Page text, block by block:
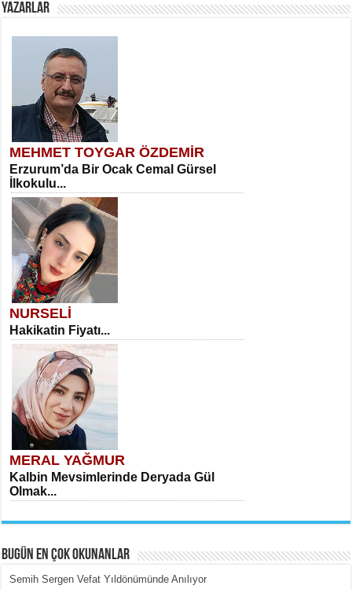
YAZARLAR
MEHMET TOYGAR ÖZDEMİR
Erzurum’da Bir Ocak Cemal Gürsel
İlkokulu...
NURSELİ
Hakikatin Fiyatı...
MERAL YAĞMUR
Kalbin Mevsimlerinde Deryada Gül
Olmak...
BUGÜN EN ÇOK OKUNANLAR
Semih Sergen Vefat Yıldönümünde Anılıyor